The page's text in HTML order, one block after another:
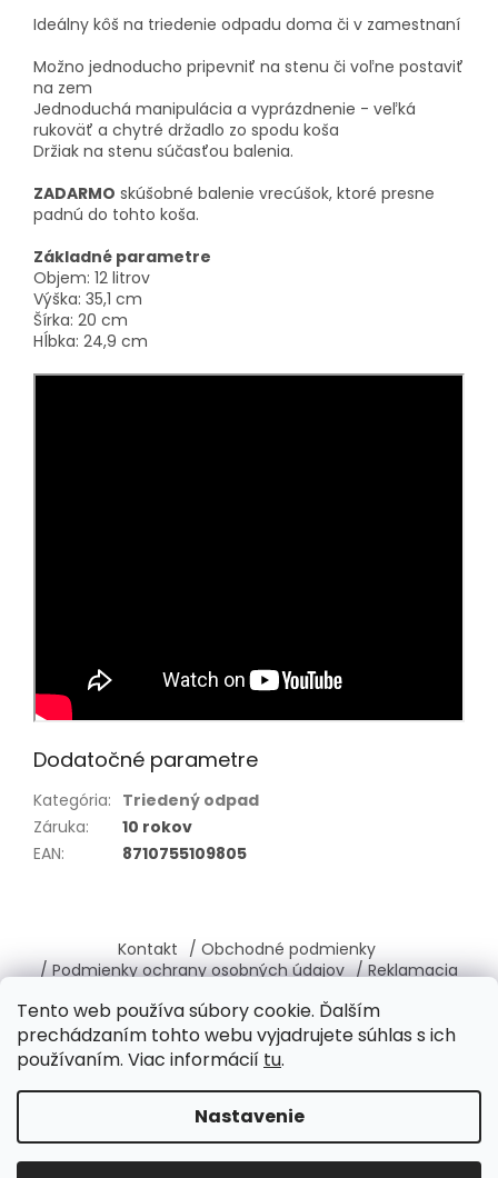
Tento web používa súbory cookie. Ďalším
prechádzaním tohto webu vyjadrujete súhlas s ich
používaním. Viac informácií tu.
Nastavenie
Ideálny kôš na triedenie odpadu doma či v zamestnaní
Možno jednoducho pripevniť na stenu či voľne postaviť
na zem
Jednoduchá manipulácia a vyprázdnenie - veľká
rukoväť a chytré držadlo zo spodu koša
Držiak na stenu súčasťou balenia.
ZADARMO skúšobné balenie vrecúšok, ktoré presne
padnú do tohto koša.
Základné parametre
Objem: 12 litrov
Výška: 35,1 cm
Šírka: 20 cm
Hĺbka: 24,9 cm
Dodatočné parametre
Kategória: Triedený odpad
Záruka:
10 rokov
EAN: 8710755109805
p
ä
Kontakt / Obchodné podmienky
/ Podmienky ochrany osobných údajov / Reklamacia
Copyright 2026Brabantia-shop.sk. Všetky práva